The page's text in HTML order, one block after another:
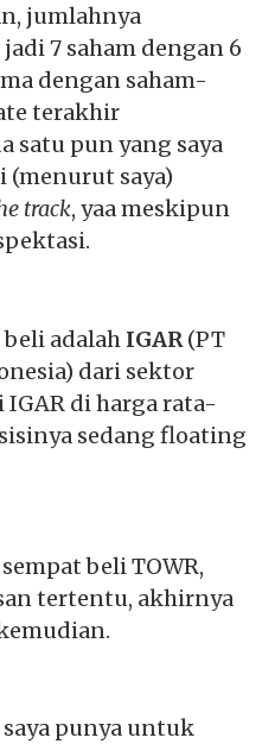
jumlahnya
7 saham dengan 6
dengan saham-
terakhir
satu pun yang saya
(menurut saya)
track, yaa meskipun
beli adalah IGAR(PT
dari sektor
IGAR di harga rata-
sedang floating
beli TOWR,
tertentu, akhirnya
punya untuk